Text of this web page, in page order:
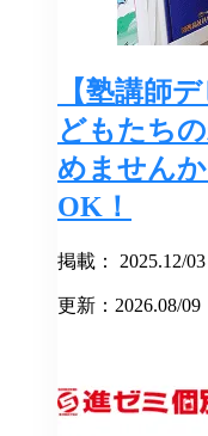
【塾講師
どもたち
めません
OK！
掲載： 2025.12/
更新：2026.08/09